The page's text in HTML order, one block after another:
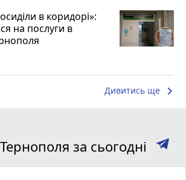
в коридорі»:
на послуги в
Дивитись ще keyboard_arrow_right
за сьогодні